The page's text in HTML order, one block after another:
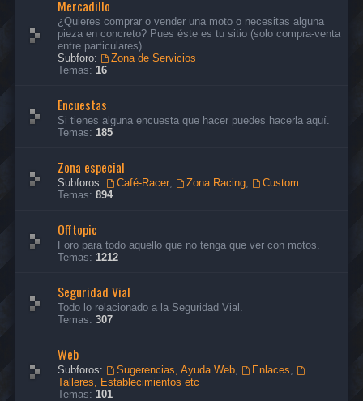
Mercadillo
¿Quieres comprar o vender una moto o necesitas alguna
pieza en concreto? Pues éste es tu sitio (solo compra-venta
entre particulares).
Subforo:
Zona de Servicios
Temas: 16
Encuestas
Si tienes alguna encuesta que hacer puedes hacerla aquí.
Temas: 185
Zona especial
Subforos: Café-Racer, Zona Racing,
Custom
Temas: 894
Offtopic
Foro para todo aquello que no tenga que ver con motos.
Temas: 1212
Seguridad Vial
Todo lo relacionado a la Seguridad Vial.
Temas: 307
Web
Subforos: Sugerencias, Ayuda Web, Enlaces,
Talleres, Establecimientos etc
Temas: 101